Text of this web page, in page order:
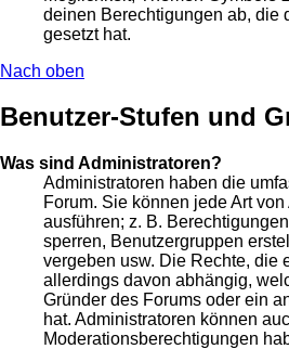
deinen Berechtigungen ab, die
gesetzt hat.
Nach oben
Benutzer-Stufen und
Was sind Administratoren?
Administratoren haben die
Forum. Sie können jede Art
ausführen; z. B.
sperren, Benutzergruppen
vergeben usw. Die Rechte, die
allerdings davon abhängig,
Gründer des Forums oder ein
hat. Administratoren können
Moderationsberechtigungen